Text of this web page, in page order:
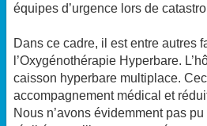
équipes d’urgence lors de
Dans ce cadre, il est entre autres
l’Oxygénothérapie Hyperbare.
caisson hyperbare multiplace.
accompagnement médical et
Nous n’avons évidemment pas